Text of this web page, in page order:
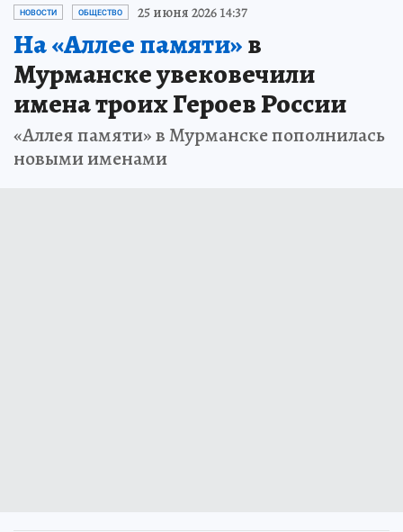
НОВОСТИ ОБЩЕСТВО 25 июня 2026 14:37
На «Аллее памяти»в
Мурманске увековечили
имена троих Героев России
«Аллея памяти» в Мурманске пополнилась
новыми именами